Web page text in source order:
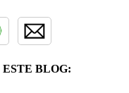
BLOG: